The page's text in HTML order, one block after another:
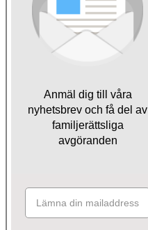
Anmäl dig till våra
nyhetsbrev och få del av
familjerättsliga
avgöranden